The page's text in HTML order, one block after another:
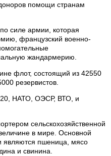
помощи странам
силе армии, которая
французский военно-
жандармерию.
флот, состоящий из 42550
резервистов.
НАТО, ОЭСР, ВТО, и
сельскохозяйственной
в мире. Основной
являются пшеница, мясо
и свинина.